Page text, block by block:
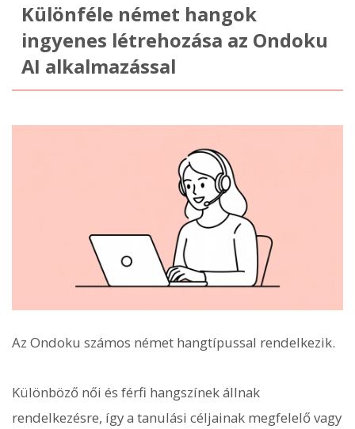
Különféle német hangok
ingyenes létrehozása az Ondoku
AI alkalmazással
Az Ondoku számos német hangtípussal rendelkezik.
Különböző női és férfi hangszínek állnak
rendelkezésre, így a tanulási céljainak megfelelő vagy